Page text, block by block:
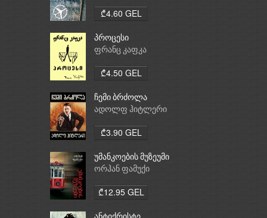
₾4.60 GEL
პროცესი
ფრანც კაფკა
₾4.50 GEL
ჩემი ბრძოლა
ადოლფ ჰიტლერი
₾3.90 GEL
უმანკოების მუზეუმი
ორჰან ფამუქი
₾12.95 GEL